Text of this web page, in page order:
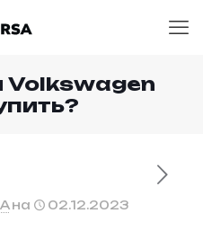
Volkswagen
на 02.12.2023